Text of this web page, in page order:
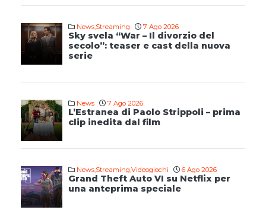
News,Streaming 7 Ago 2026
Sky svela “War – Il divorzio del
secolo”: teaser e cast della nuova
serie
News 7 Ago 2026
L’Estranea di Paolo Strippoli – prima
clip inedita dal film
News,Streaming,Videogiochi 6 Ago 2026
Grand Theft Auto VI su Netflix per
una anteprima speciale